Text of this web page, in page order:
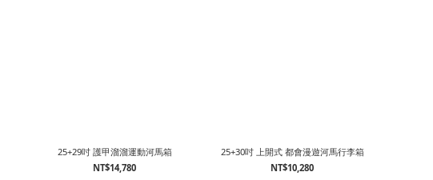
25+29吋 護甲溜溜運動河馬箱
NT$14,780
25+30吋 上開式 都會漫遊河馬行李箱
NT$10,280